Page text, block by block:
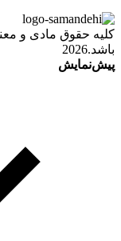
کلیه حقوق مادی و
باشد.2026
پیش‌نمایش